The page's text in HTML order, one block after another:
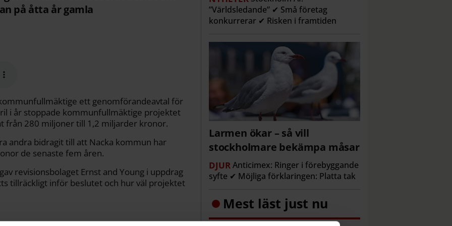
på åtta år gamla
ett genomförandeavtal för
i år stoppade kommunfullmäktige projektet
från 280 miljoner till 1,2 miljarder kronor.
andra bidragit till att Nacka kommun har
de senaste fem åren.
revisionsbolaget Ernst and Young i uppdrag
tillräckligt inför beslutet och hur väl projektet
”Världsledande” ✔ Små företag
konkurrerar ✔ Risken i framtiden
Larmen ökar – så vill
stockholmare bekämpa måsar
DJURAnticimex: Ringer i förebyggande
syfte ✔ Möjliga förklaringen: Platta tak
Mest läst just nu